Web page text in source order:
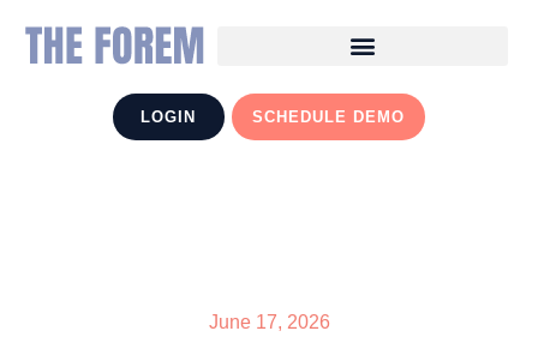
LOGIN SCHEDULE DEMO
June 17, 2026